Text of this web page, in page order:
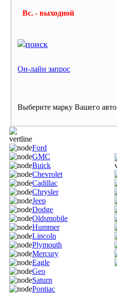
Вс. - выходной
Он-лайн запрос
Выберите марку Вашего авто
Ford
GMC
Buick
Chevrolet
Cadillac
Chrysler
Jeep
Dodge
Oldsmobile
Hummer
Lincoln
Plymouth
Mercury
Eagle
Geo
Saturn
Pontiac